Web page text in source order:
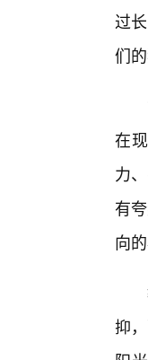
过
们
在
力
有
向
抑